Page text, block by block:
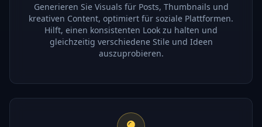
Generieren Sie Visuals für Posts, Thumbnails und
kreativen Content, optimiert für soziale Plattformen.
Hilft, einen konsistenten Look zu halten und
gleichzeitig verschiedene Stile und Ideen
auszuprobieren.